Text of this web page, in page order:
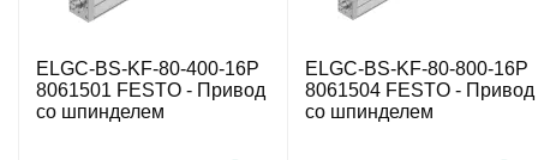
ELGC-BS-KF-80-400-16P
8061501 FESTO - Привод
со шпинделем
ELGC-BS-KF-80-800-16P
8061504 FESTO - Привод
со шпинделем